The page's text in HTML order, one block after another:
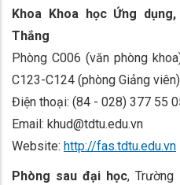
Khoa Khoa học Ứng
Thắng
Phòng C006 (văn phòng
C123-C124 (phòng Giảng viên)
Điện thoại: (84 - 028) 377 55
Email: khud@tdtu.edu.vn
Website: http://fas.tdtu.edu.vn
Phòng sau đại học,